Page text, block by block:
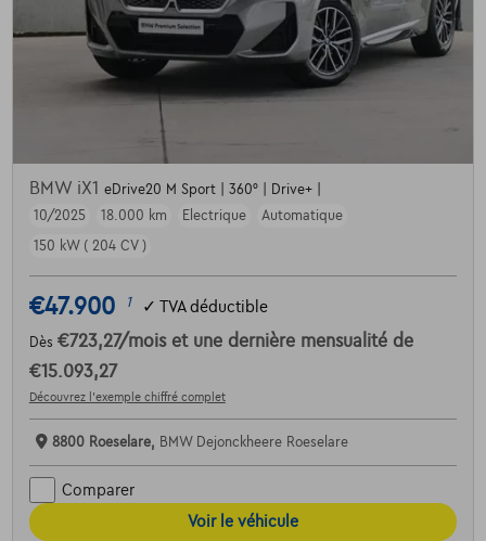
BMW iX1 eDrive20 M Sport | 360° | Drive+ |
10/2025
18.000 km Electrique
Automatique
150 kW ( 204 CV )
€47.900 1 ✓ TVA déductible
Dès €723,27/mois et une dernière mensualité de
€15.093,27
Découvrez l’exemple chiffré complet
8800 Roeselare, BMW Dejonckheere Roeselare
Comparer
Voir le véhicule